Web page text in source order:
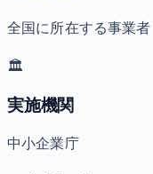
全国に所在する事業
🏛️
実施機関
中小企業庁